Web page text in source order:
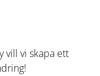
vill vi skapa ett